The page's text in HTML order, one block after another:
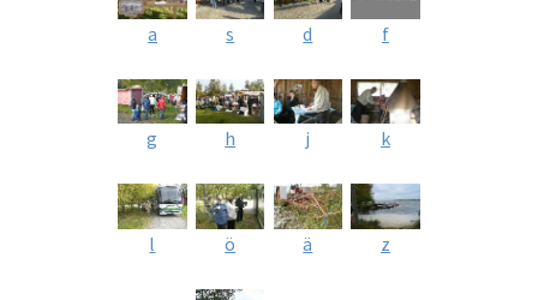
a s d f
g h j k
l ö ä z